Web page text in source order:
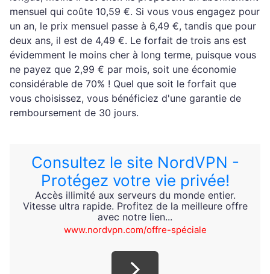
mensuel qui coûte 10,59 €. Si vous vous engagez pour
un an, le prix mensuel passe à 6,49 €, tandis que pour
deux ans, il est de 4,49 €. Le forfait de trois ans est
évidemment le moins cher à long terme, puisque vous
ne payez que 2,99 € par mois, soit une économie
considérable de 70% ! Quel que soit le forfait que
vous choisissez, vous bénéficiez d'une garantie de
remboursement de 30 jours.
Consultez le site NordVPN -
Protégez votre vie privée!
Accès illimité aux serveurs du monde entier.
Vitesse ultra rapide. Profitez de la meilleure offre
avec notre lien...
www.nordvpn.com/offre-spéciale